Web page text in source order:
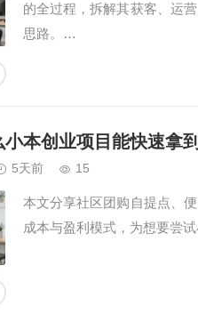
的全过程，拆解其获客、运
思路。…
本创业项目能快速拿
5天前 15
本文分享社区团购自提点、
成本与盈利模式，为想要尝